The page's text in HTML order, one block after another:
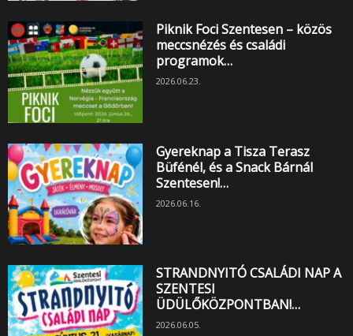
Piknik Foci Szentesen – közös
meccsnézés és családi
programok…
2026.06.23.
Gyereknap a Tisza Terasz
Büfénél, és a Snack Bárnál
Szentesen!…
2026.06.16.
STRANDNYITÓ CSALÁDI NAP A
SZENTESI
ÜDÜLŐKÖZPONTBAN!…
2026.06.05.